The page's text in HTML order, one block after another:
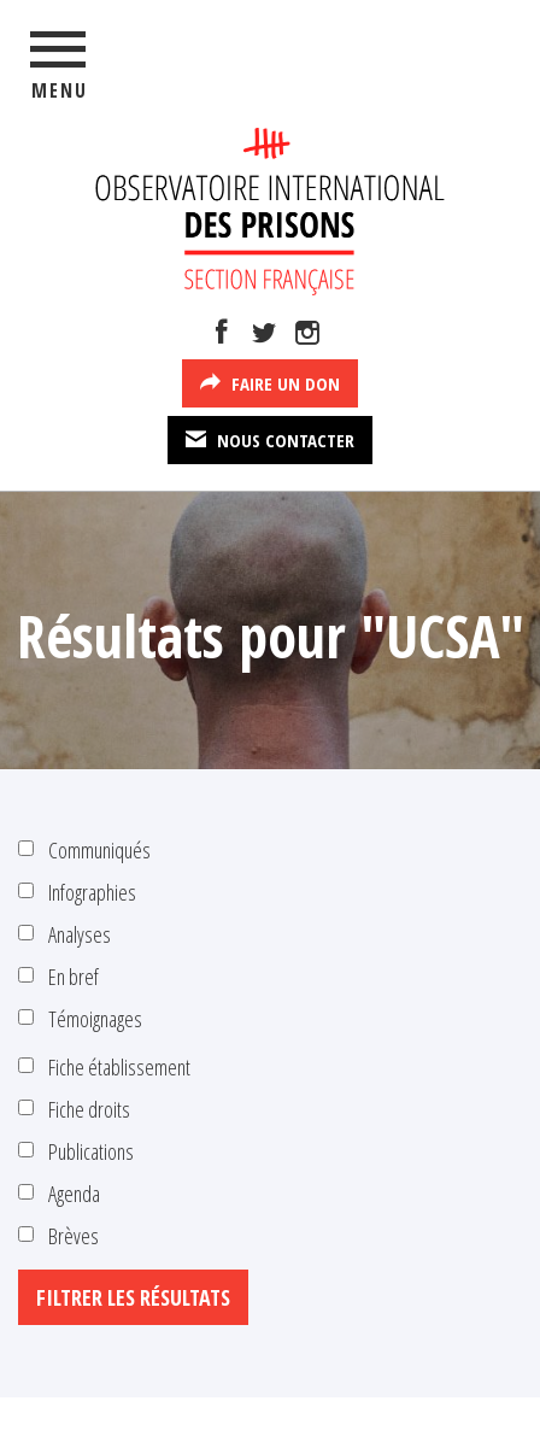
MENU
FAIRE UN DON
NOUS CONTACTER
Résultats pour "UCSA"
Communiqués
Infographies
Analyses
En bref
Témoignages
Fiche établissement
Fiche droits
Publications
Agenda
Brèves